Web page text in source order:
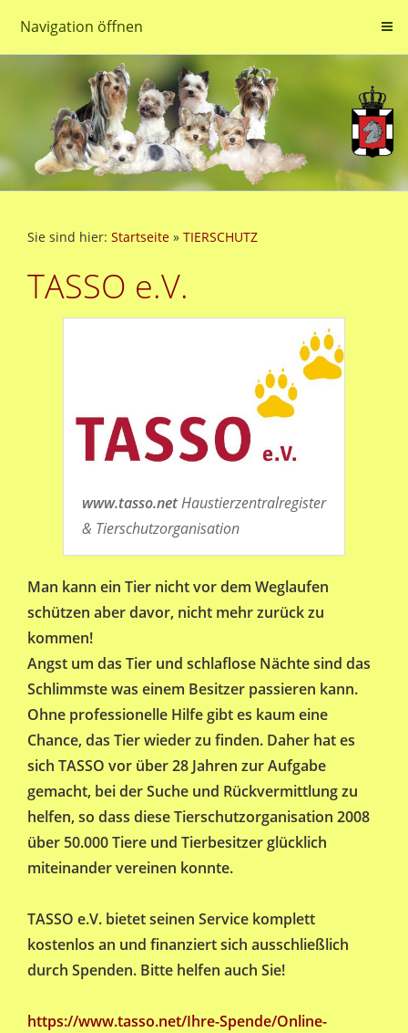
Navigation öffnen
Sie sind hier: Startseite » TIERSCHUTZ
TASSO e.V.
www.tasso.netHaustierzentralregister
& Tierschutzorganisation
Man kann ein Tier nicht vor dem Weglaufen
schützen aber davor, nicht mehr zurück zu
kommen!
Angst um das Tier und schlaflose Nächte sind das
Schlimmste was einem Besitzer passieren kann.
Ohne professionelle Hilfe gibt es kaum eine
Chance, das Tier wieder zu finden. Daher hat es
sich TASSO vor über 28 Jahren zur Aufgabe
gemacht, bei der Suche und Rückvermittlung zu
helfen, so dass diese Tierschutzorganisation 2008
über 50.000 Tiere und Tierbesitzer glücklich
miteinander vereinen konnte.
TASSO e.V. bietet seinen Service komplett
kostenlos an und finanziert sich ausschließlich
durch Spenden. Bitte helfen auch Sie!
https://www.tasso.net/Ihre-Spende/Online-